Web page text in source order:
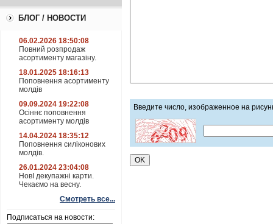
БЛОГ / НОВОСТИ
06.02.2026 18:50:08
Повний розпродаж
асортименту магазіну.
18.01.2025 18:16:13
Поповнення асортименту
молдів
09.09.2024 19:22:08
Осіннє поповнення
асортименту молдів
14.04.2024 18:35:12
Поповнення силіконових
молдів.
26.01.2024 23:04:08
НовІ декупажні карти.
Чекаємо на весну.
Смотреть все...
Подписаться на новости:
Введите число, изображенное на